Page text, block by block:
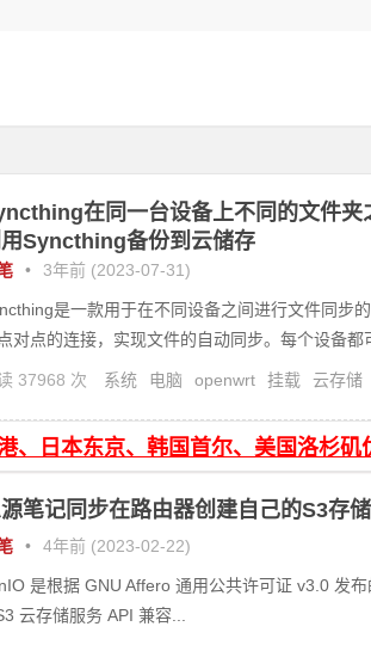
在同一台设备上不同的文件夹
Syncthing备份到云储存
• 3年前 (2023-07-31)
是一款用于在不同设备之间进行文件同步
对点的连接，实现文件的自动同步。每个设备都
37968 次 系统 电脑 openwrt 挂载 云存储
、日本东京、韩国首尔、美国洛杉矶
笔记同步在路由器创建自己的S3存储
• 4年前 (2023-02-22)
是根据 GNU Affero 通用公共许可证 v3.0 发
云存储服务 API 兼容...